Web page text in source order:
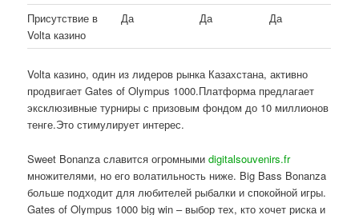
Присутствие в
Volta казино
Да Да Да
Volta казино, один из лидеров рынка Казахстана, активно
продвигает Gates of Olympus 1000.Платформа предлагает
эксклюзивные турниры с призовым фондом до 10 миллионов
тенге.Это стимулирует интерес.
Sweet Bonanza славится огромнымиdigitalsouvenirs.fr
множителями, но его волатильность ниже. Big Bass Bonanza
больше подходит для любителей рыбалки и спокойной игры.
Gates of Olympus 1000 big win – выбор тех, кто хочет риска и